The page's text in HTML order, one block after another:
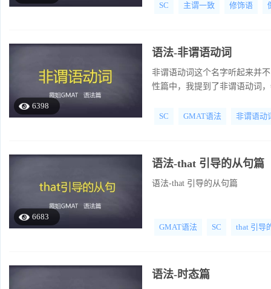
SC 主谓一致 修饰语
6398
语法-非谓语动词
非谓语动词这个名字听起来并
性篇中，我提到了非谓语动词
SC
GMAT语法 非谓语动
6683
语法-that 引导的从句篇
语法-that 引导的从句篇
GMAT语法 SC that 引导
语法-时态篇